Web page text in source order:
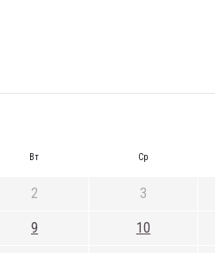
Вт Ср
2 3
9 10